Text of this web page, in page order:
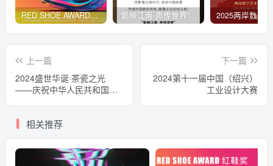
RED SHOE AWARD「红鞋赛」全球鞋履设计挑战赛 “影映江南·声传世界”首届青少年国际网络短视频大赛
上一篇
2024盛世华诞·茶瓷之光
——庆祝中华人民共和国成
下一篇
2024第十一届中国（绍兴）
工业设计大赛
相关推荐